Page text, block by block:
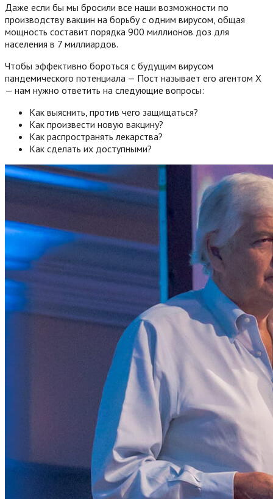
Даже если бы мы бросили все наши возможности по
производству вакцин на борьбу с одним вирусом, общая
мощность составит порядка 900 миллионов доз для
населения в 7 миллиардов.
Чтобы эффективно бороться с будущим вирусом
пандемического потенциала — Пост называет его агентом X
— нам нужно ответить на следующие вопросы:
Как выяснить, против чего защищаться?
Как произвести новую вакцину?
Как распространять лекарства?
Как сделать их доступными?